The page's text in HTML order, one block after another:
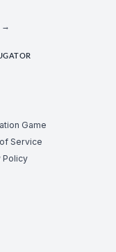
→
Game
Service
Policy